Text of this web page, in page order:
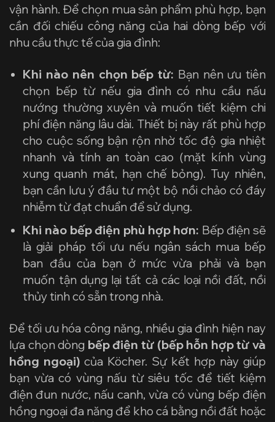
vận hành. Để chọn mua sản phẩm phù hợp, bạn
cần đối chiếu công năng của hai dòng bếp với
nhu cầu thực tế của gia đình:
Khi nào nên chọn bếp từ: Bạn nên ưu tiên
chọn bếp từ nếu gia đình có nhu cầu nấu
nướng thường xuyên và muốn tiết kiệm chi
phí điện năng lâu dài. Thiết bị này rất phù hợp
cho cuộc sống bận rộn nhờ tốc độ gia nhiệt
nhanh và tính an toàn cao (mặt kính vùng
xung quanh mát, hạn chế bỏng). Tuy nhiên,
bạn cần lưu ý đầu tư một bộ nồi chảo có đáy
nhiễm từ đạt chuẩn để sử dụng.
Khi nào bếp điện phù hợp hơn: Bếp điện sẽ
là giải pháp tối ưu nếu ngân sách mua bếp
ban đầu của bạn ở mức vừa phải và bạn
muốn tận dụng lại tất cả các loại nồi đất, nồi
thủy tinh có sẵn trong nhà.
Để tối ưu hóa công năng, nhiều gia đình hiện nay
lựa chọn dòng bếp điện từ (bếp hỗn hợp từ và
hồng ngoại) của Köcher. Sự kết hợp này giúp
bạn vừa có vùng nấu từ siêu tốc để tiết kiệm
điện đun nước, nấu canh, vừa có vùng bếp điện
hồng ngoại đa năng để kho cá bằng nồi đất hoặc